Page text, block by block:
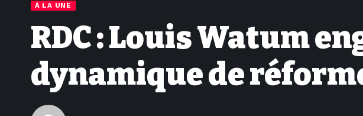
À LA UNE
RDC : Louis Watum
dynamique de